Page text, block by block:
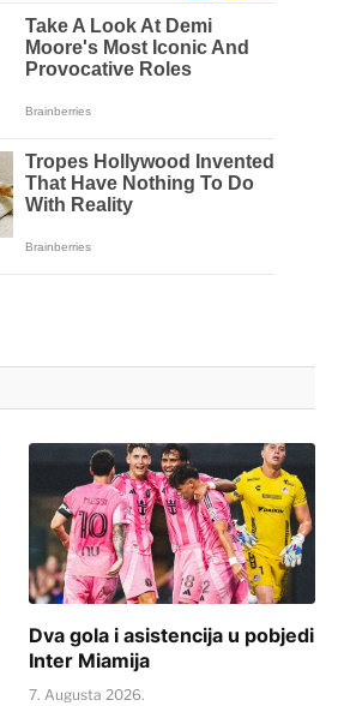
Dva gola i asistencija u pobjedi
Inter Miamija
7. Augusta 2026.